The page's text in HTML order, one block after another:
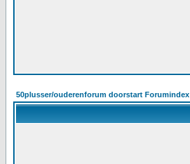
50plusser/ouderenforum doorstart Forumindex